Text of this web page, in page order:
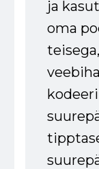
ja
oma